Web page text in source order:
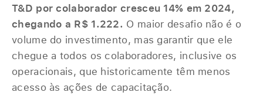
T&D por colaborador cresceu 14% em 2024,
chegando a R$ 1.222. O maior desafio não é o
volume do investimento, mas garantir que ele
chegue a todos os colaboradores, inclusive os
operacionais, que historicamente têm menos
acesso às ações de capacitação.